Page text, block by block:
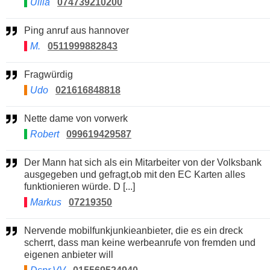
Ullla 074739210200
Ping anruf aus hannover
M.
0511999882843
Fragwürdig
Udo
021616848818
Nette dame von vorwerk
Robert
099619429587
Der Mann hat sich als ein Mitarbeiter von der Volksbank
ausgegeben und gefragt,ob mit den EC Karten alles
funktionieren würde. D [...]
Markus
07219350
Nervende mobilfunkjunkieanbieter, die es ein dreck
scherrt, dass man keine werbeanrufe von fremden und
eigenen anbieter will